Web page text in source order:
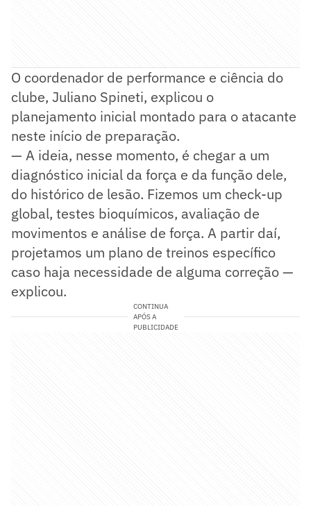
O coordenador de performance e ciência do
clube, Juliano Spineti, explicou o
planejamento inicial montado para o atacante
neste início de preparação.
— A ideia, nesse momento, é chegar a um
diagnóstico inicial da força e da função dele,
do histórico de lesão. Fizemos um check-up
global, testes bioquímicos, avaliação de
movimentos e análise de força. A partir daí,
projetamos um plano de treinos específico
caso haja necessidade de alguma correção —
explicou.
CONTINUA
APÓS A
PUBLICIDADE